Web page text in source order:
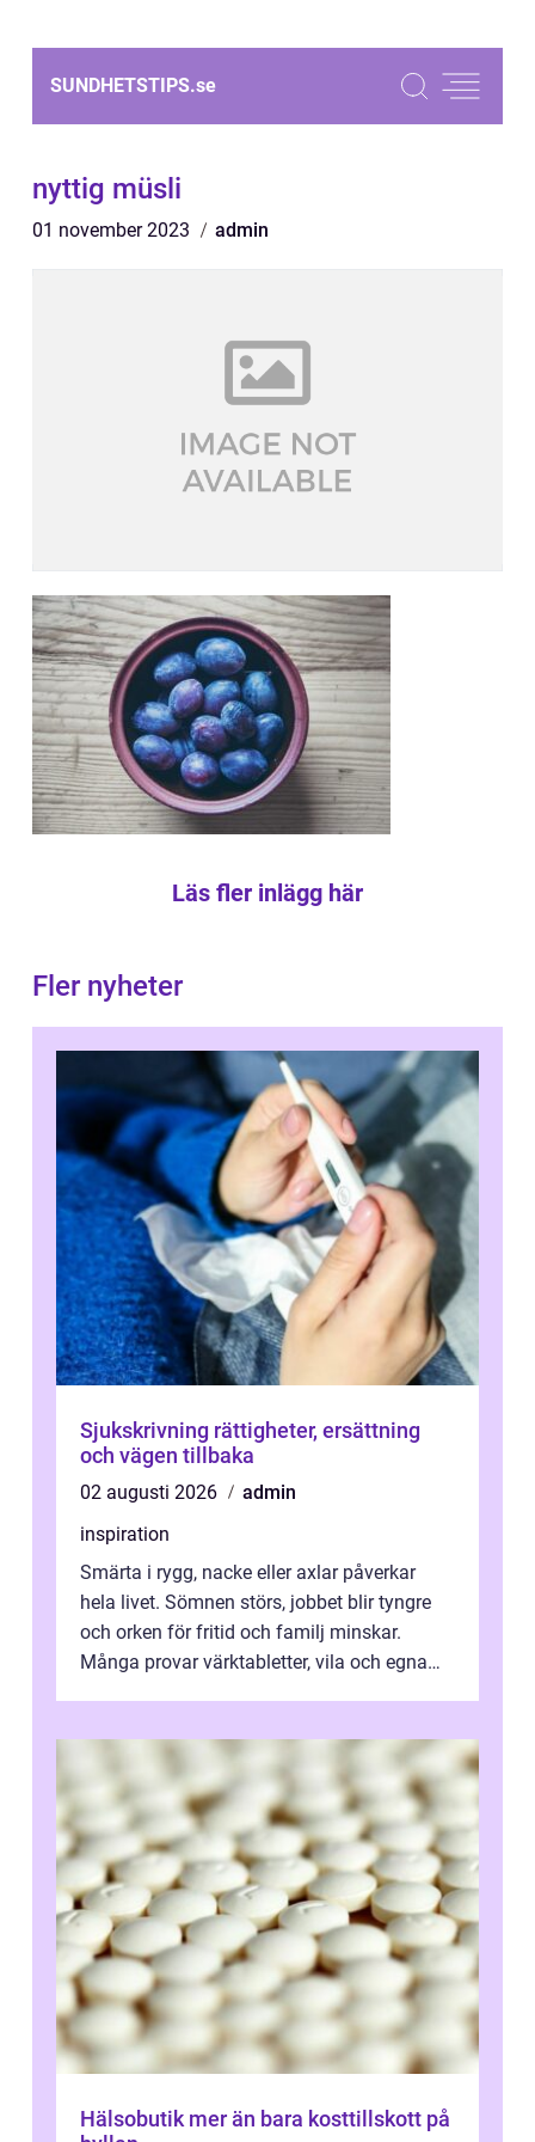
SUNDHETSTIPS.se
nyttig müsli
01 november 2023 admin
Läs fler inlägg här
Fler nyheter
Sjukskrivning rättigheter, ersättning
och vägen tillbaka
02 augusti 2026
admin
inspiration
Smärta i rygg, nacke eller axlar påverkar
hela livet. Sömnen störs, jobbet blir tyngre
och orken för fritid och familj minskar.
Många provar värktabletter, vila och egna
Hälsobutik mer än bara kosttillskott på